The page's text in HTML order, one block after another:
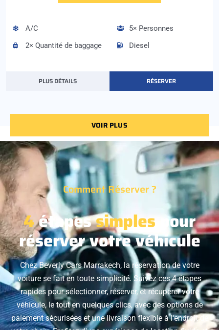
A/C
2× Quantité de baggage
5× Personnes
Diesel
PLUS DÉTAILS RÉSERVER
VOIR PLUS
Comment Réserver ?
4étapessimples pour
réserver votre véhicule
Chez Beverly Cars Marrakech, la réservation de votre
voiture se fait en toute simplicité. Suivez ces 4 étapes
rapides pour sélectionner, réserver, et récupérer votre
véhicule, le tout en quelques clics, avec des options de
paiement sécurisées et une livraison flexible à l'endroit de